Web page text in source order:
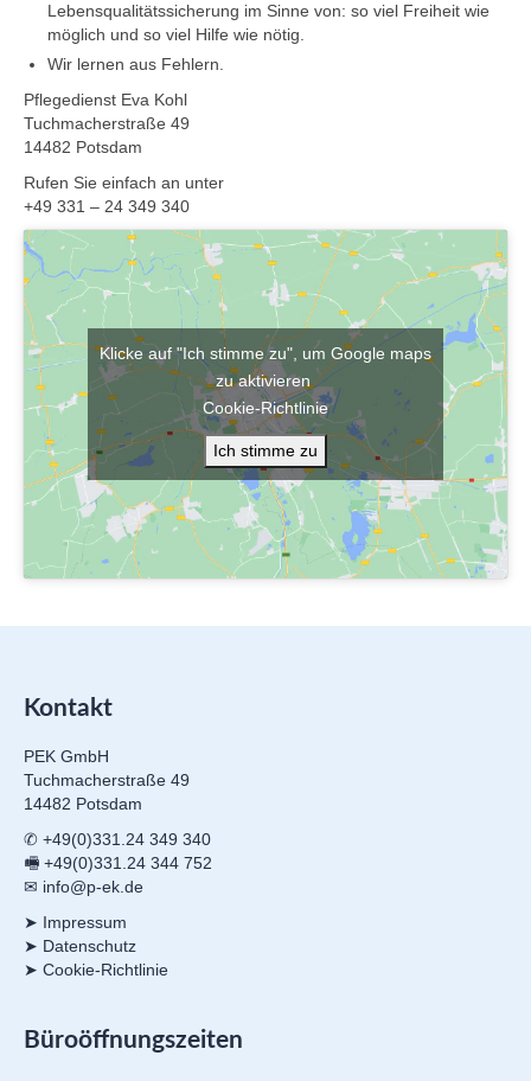
Lebensqualitätssicherung im Sinne von: so viel Freiheit wie
möglich und so viel Hilfe wie nötig.
Wir lernen aus Fehlern.
Pflegedienst Eva Kohl
Tuchmacherstraße 49
14482 Potsdam
Rufen Sie einfach an unter
+49 331 – 24 349 340
Klicke auf "Ich stimme zu", um Google maps
zu aktivieren
Cookie-Richtlinie
Ich stimme zu
Kontakt
PEK GmbH
Tuchmacherstraße 49
14482 Potsdam
✆ +49(0)331.24 349 340
🖷 +49(0)331.24 344 752
✉ info@p-ek.de
➤ Impressum
➤ Datenschutz
➤ Cookie-Richtlinie
Büroöffnungszeiten